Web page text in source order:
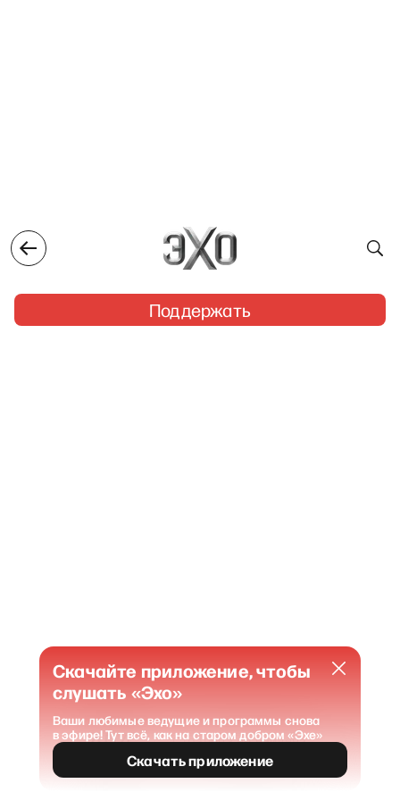
Поддержать
404 Страница не найдена.
Скачайте приложение, чтобы
слушать «Эхо»
Ваши любимые ведущие и программы снова
в эфире! Тут всё, как на старом добром «Эхе»
Скачать приложение